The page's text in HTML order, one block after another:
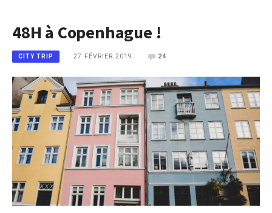
48H à Copenhague !
CITY TRIP 27 FÉVRIER 2019 24